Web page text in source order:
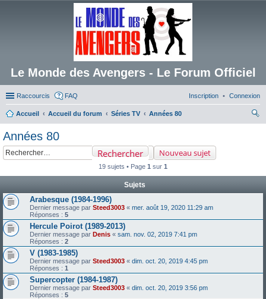
Le Monde des Avengers - Le Forum Officiel
Raccourcis FAQ Connexion
Inscription
Accueil Accueil du forum Séries TV
Années 80
Années 80
Nouveau sujet
Rechercher
19 sujets • Page 1 sur 1
Sujets
Arabesque (1984-1996)
Dernier message par Steed3003 « mer. août 19, 2020 11:29 am
Réponses : 5
Hercule Poirot (1989-2013)
Dernier message par Denis « sam. nov. 02, 2019 7:41 pm
Réponses : 2
V (1983-1985)
Dernier message par Steed3003 « dim. oct. 20, 2019 4:45 pm
Réponses : 1
Supercopter (1984-1987)
Dernier message par Steed3003 « dim. oct. 20, 2019 3:56 pm
Réponses : 5